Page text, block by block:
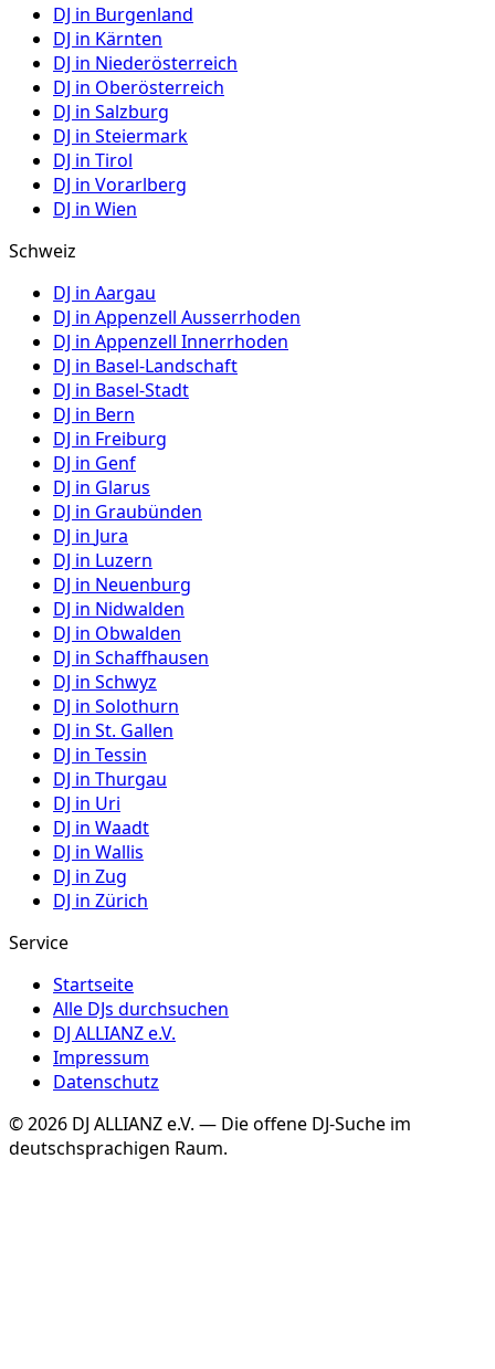
DJ in Burgenland
DJ in Kärnten
DJ in Niederösterreich
DJ in Oberösterreich
DJ in Salzburg
DJ in Steiermark
DJ in Tirol
DJ in Vorarlberg
DJ in Wien
Schweiz
DJ in Aargau
DJ in Appenzell Ausserrhoden
DJ in Appenzell Innerrhoden
DJ in Basel-Landschaft
DJ in Basel-Stadt
DJ in Bern
DJ in Freiburg
DJ in Genf
DJ in Glarus
DJ in Graubünden
DJ in Jura
DJ in Luzern
DJ in Neuenburg
DJ in Nidwalden
DJ in Obwalden
DJ in Schaffhausen
DJ in Schwyz
DJ in Solothurn
DJ in St. Gallen
DJ in Tessin
DJ in Thurgau
DJ in Uri
DJ in Waadt
DJ in Wallis
DJ in Zug
DJ in Zürich
Service
Startseite
Alle DJs durchsuchen
DJ ALLIANZ e.V.
Impressum
Datenschutz
©2026 DJ ALLIANZ e.V. — Die offene DJ-Suche im
deutschsprachigen Raum.